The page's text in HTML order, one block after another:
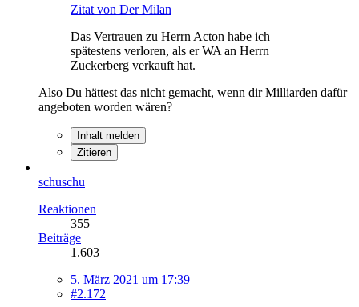
Zitat von Der Milan
Das Vertrauen zu Herrn Acton habe ich
spätestens verloren, als er WA an Herrn
Zuckerberg verkauft hat.
Also Du hättest das nicht gemacht, wenn dir Milliarden dafür
angeboten worden wären?
Inhalt melden
Zitieren
schuschu
Reaktionen
355
Beiträge
1.603
5. März 2021 um 17:39
#2.172